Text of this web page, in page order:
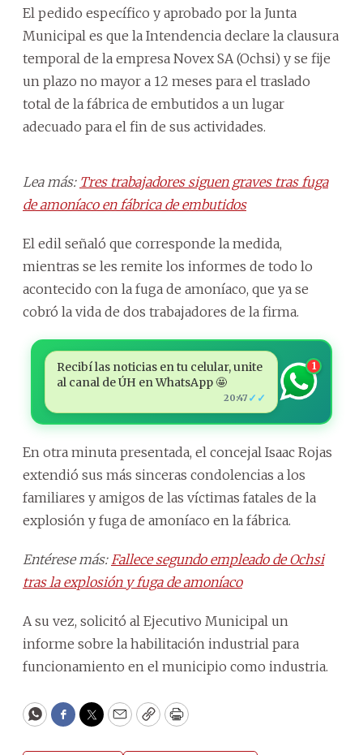
El pedido específico y aprobado por la Junta
Municipal es que la Intendencia declare la clausura
temporal de la empresa Novex SA (Ochsi) y se fije
un plazo no mayor a 12 meses para el traslado
total de la fábrica de embutidos a un lugar
adecuado para el fin de sus actividades.
Lea más: Tres trabajadores siguen graves tras fuga
de amoníaco en fábrica de embutidos
El edil señaló que corresponde la medida,
mientras se les remite los informes de todo lo
acontecido con la fuga de amoníaco, que ya se
cobró la vida de dos trabajadores de la firma.
Recibí las noticias en tu celular, unite
al canal de ÚH en WhatsApp 🤩
20:47 ✓✓
1
En otra minuta presentada, el concejal Isaac Rojas
extendió sus más sinceras condolencias a los
familiares y amigos de las víctimas fatales de la
explosión y fuga de amoníaco en la fábrica.
Entérese más: Fallece segundo empleado de Ochsi
tras la explosión y fuga de amoníaco
A su vez, solicitó al Ejecutivo Municipal un
informe sobre la habilitación industrial para
funcionamiento en el municipio como industria.
WhatsApp
Facebook
Twitter
EmailCopyPrint